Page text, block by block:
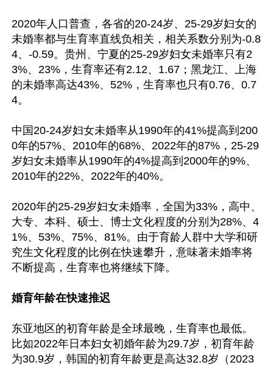
2020年人口普查，各省的20-24岁、25-29岁妇女的
未婚率都与生育率直线负相关，相关系数分别为-0.8
4、-0.59。贵州、宁夏的25-29岁妇女未婚率只有2
3%、23%，生育率还有2.12、1.67；黑龙江、上海
的未婚率高达43%、52%，生育率也只有0.76、0.7
4。
中国20-24岁妇女未婚率从1990年的41%提高到200
0年的57%、2010年的68%、2022年的87%，25-29
岁妇女未婚率从1990年的4%提高到2000年的9%、
2010年的22%、2022年的40%。
2020年的25-29岁妇女未婚率，全国为33%，高中、
大专、本科、硕士、博士文化程度的分别为28%、4
1%、53%、75%、81%。由于育龄人群中大学和研
究生文化程度的比例在快速攀升，意味著未婚率将
不断提高，生育率也将继续下降。
婚育年龄在快速推迟
东亚地区的初育年龄是全球最晚，生育率也最低。
比如2022年日本妇女初婚年龄为29.7岁，初育年龄
为30.9岁，韩国的初育年龄更是高达32.8岁（2023